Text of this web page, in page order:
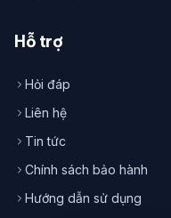
Hỗ trợ
Hỏi đáp
Liên hệ
Tin tức
Chính sách bảo hành
Hướng dẫn sử dụng